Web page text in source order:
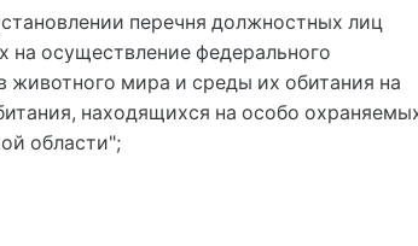
перечня должностных лиц
осуществление федерального
животного мира и среды их обитания на
находящихся на особо
области";